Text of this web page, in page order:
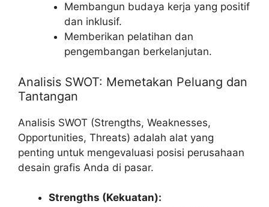
Membangun budaya kerja yang positif
dan inklusif.
Memberikan pelatihan dan
pengembangan berkelanjutan.
Analisis SWOT: Memetakan Peluang dan
Tantangan
Analisis SWOT (Strengths, Weaknesses,
Opportunities, Threats) adalah alat yang
penting untuk mengevaluasi posisi perusahaan
desain grafis Anda di pasar.
Strengths (Kekuatan):